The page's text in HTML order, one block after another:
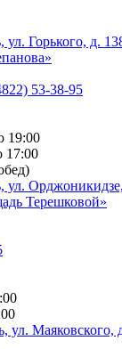
ул. Горького, д.
53-38-95
19:00
17:00
ул.
Терешковой»
ул. Маяковского,